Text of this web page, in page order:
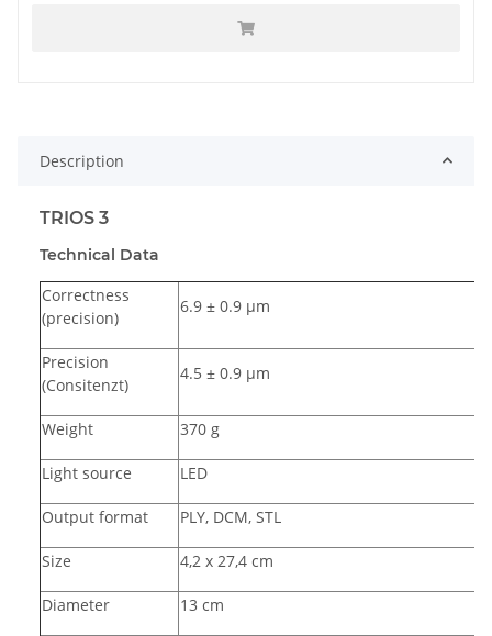
Description
TRIOS 3
Technical Data
Correctness
(precision)
6.9 ± 0.9 µm
Precision
(Consitenzt)
4.5 ± 0.9 µm
Weight 370 g
Light source LED
Output format PLY, DCM, STL
Size 4,2 x 27,4 cm
Diameter 13 cm